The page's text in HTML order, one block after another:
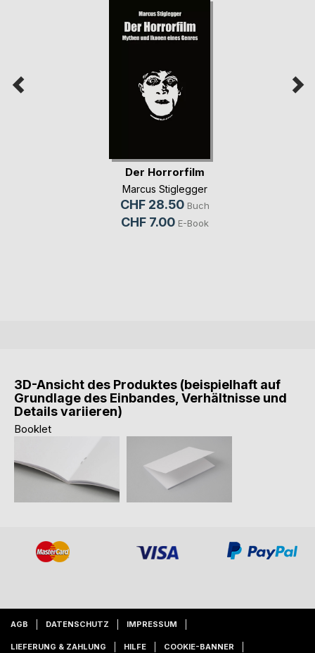
Der Horrorfilm
Marcus Stiglegger
CHF 28.50 Buch
CHF 7.00 E-Book
3D-Ansicht des Produktes (beispielhaft auf
Grundlage des Einbandes, Verhältnisse und
Details variieren)
Booklet
AGB DATENSCHUTZ IMPRESSUM
LIEFERUNG & ZAHLUNG HILFE COOKIE-BANNER